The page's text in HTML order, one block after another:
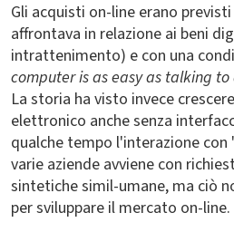
Gli acquisti on-line erano
affrontava in relazione ai beni
intrattenimento) e con una
computer is as easy as talking
La storia ha visto invece
elettronico anche senza
qualche tempo l'interazione
varie aziende avviene con
sintetiche simil-umane, ma ciò
per sviluppare il mercato on-line.